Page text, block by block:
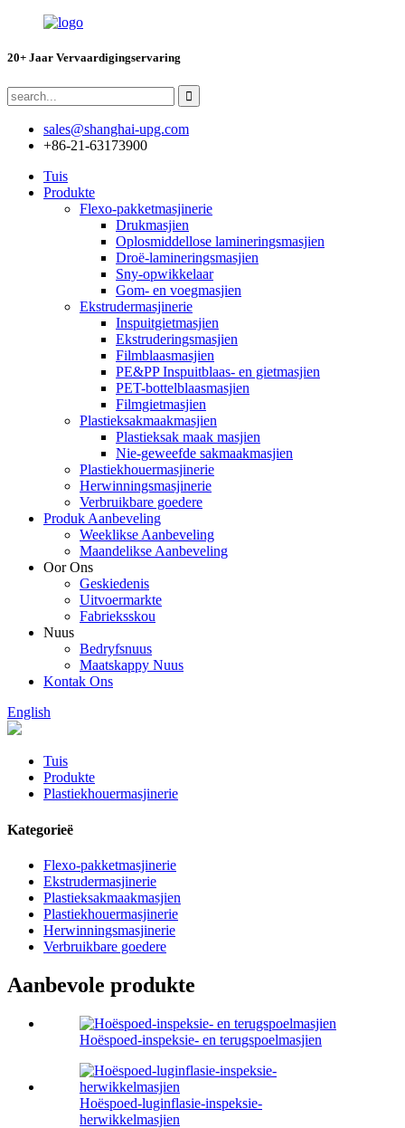
20+ Jaar Vervaardigingservaring
sales@shanghai-upg.com
+86-21-63173900
Tuis
Produkte
Flexo-pakketmasjinerie
Drukmasjien
Oplosmiddellose lamineringsmasjien
Droë-lamineringsmasjien
Sny-opwikkelaar
Gom- en voegmasjien
Ekstrudermasjinerie
Inspuitgietmasjien
Ekstruderingsmasjien
Filmblaasmasjien
PE&PP Inspuitblaas- en gietmasjien
PET-bottelblaasmasjien
Filmgietmasjien
Plastieksakmaakmasjien
Plastieksak maak masjien
Nie-geweefde sakmaakmasjien
Plastiekhouermasjinerie
Herwinningsmasjinerie
Verbruikbare goedere
Produk Aanbeveling
Weeklikse Aanbeveling
Maandelikse Aanbeveling
Oor Ons
Geskiedenis
Uitvoermarkte
Fabrieksskou
Nuus
Bedryfsnuus
Maatskappy Nuus
Kontak Ons
English
Tuis
Produkte
Plastiekhouermasjinerie
Kategorieë
Flexo-pakketmasjinerie
Ekstrudermasjinerie
Plastieksakmaakmasjien
Plastiekhouermasjinerie
Herwinningsmasjinerie
Verbruikbare goedere
Aanbevole produkte
Hoëspoed-inspeksie- en terugspoelmasjien
Hoëspoed-luginflasie-inspeksie-
herwikkelmasjien